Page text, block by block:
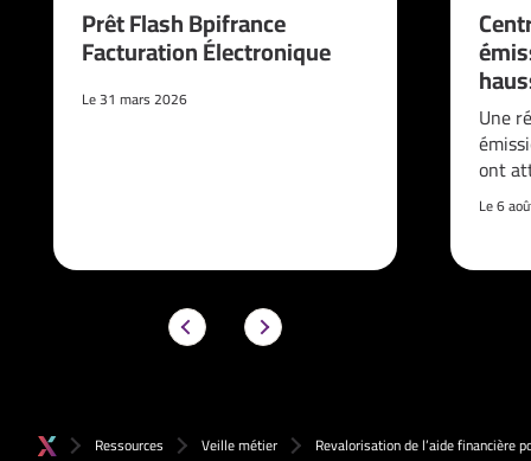
Prêt Flash Bpifrance
Facturation Électronique
Le 31 mars 2026
Une
ont
Le 6
Ressources Veille métier Revalorisation de l’aide financière